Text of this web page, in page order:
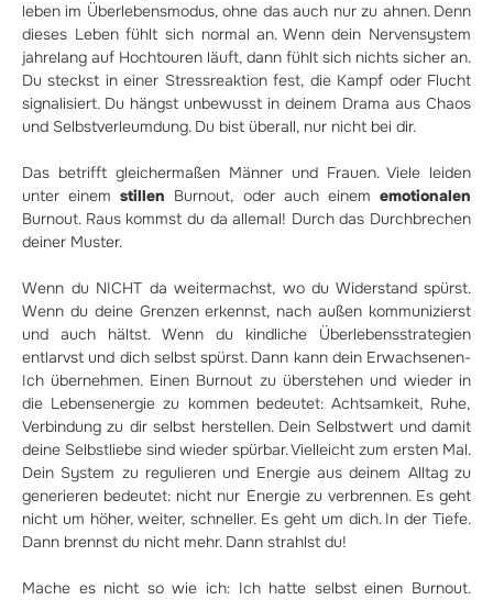
leben im Überlebensmodus, ohne das auch nur zu ahnen. Denn
dieses Leben fühlt sich normal an. Wenn dein Nervensystem
jahrelang auf Hochtouren läuft, dann fühlt sich nichts sicher an.
Du steckst in einer Stressreaktion fest, die Kampf oder Flucht
signalisiert. Du hängst unbewusst in deinem Drama aus Chaos
und Selbstverleumdung. Du bist überall, nur nicht bei dir.
Das betrifft gleichermaßen Männer und Frauen. Viele leiden
unter einemstillen Burnout, oder auch einememotionalen
Burnout. Raus kommst du da allemal! Durch das Durchbrechen
deiner Muster.
Wenn du NICHT da weitermachst, wo du Widerstand spürst.
Wenn du deine Grenzen erkennst, nach außen kommunizierst
und auch hältst. Wenn du kindliche Überlebensstrategien
entlarvst und dich selbst spürst. Dann kann dein Erwachsenen-
Ich übernehmen. Einen Burnout zu überstehen und wieder in
die Lebensenergie zu kommen bedeutet: Achtsamkeit, Ruhe,
Verbindung zu dir selbst herstellen. Dein Selbstwert und damit
deine Selbstliebe sind wieder spürbar. Vielleicht zum ersten Mal.
Dein System zu regulieren und Energie aus deinem Alltag zu
generieren bedeutet: nicht nur Energie zu verbrennen. Es geht
nicht um höher, weiter, schneller. Es geht um dich. In der Tiefe.
Dann brennst du nicht mehr. Dann strahlst du!
Mache es nicht so wie ich: Ich hatte selbst einen Burnout.